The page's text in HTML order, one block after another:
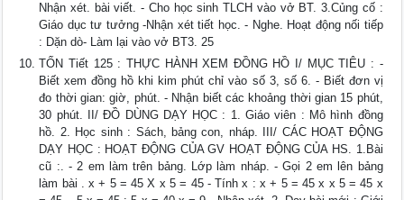
Nhận xét. bài viết. - Cho học sinh TLCH vào vở BT. 3.Củng cố :
Giáo dục tư tưởng -Nhận xét tiết học. - Nghe. Hoạt động nối tiếp
: Dặn dò- Làm lại vào vở BT3. 25
TỐN Tiết 125 : THỰC HÀNH XEM ĐỒNG HỒ I/ MỤC TIÊU : -
Biết xem đồng hồ khi kim phút chỉ vào số 3, số 6. - Biết đơn vị
đo thời gian: giờ, phút. - Nhận biết các khoảng thời gian 15 phút,
30 phút. II/ ĐỒ DÙNG DẠY HỌC : 1. Giáo viên : Mô hình đồng
hồ. 2. Học sinh : Sách, bảng con, nháp. III/ CÁC HOẠT ĐỘNG
DẠY HỌC : HOẠT ĐỘNG CỦA GV HOẠT ĐỘNG CỦA HS. 1.Bài
cũ :. - 2 em làm trên bảng. Lớp làm nháp. - Gọi 2 em lên bảng
làm bài . x + 5 = 45 X x 5 = 45 - Tính x : x + 5 = 45 x x 5 = 45 x